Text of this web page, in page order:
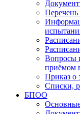
Вопросы
приёмом
Приказ о
Списки,
БПОО